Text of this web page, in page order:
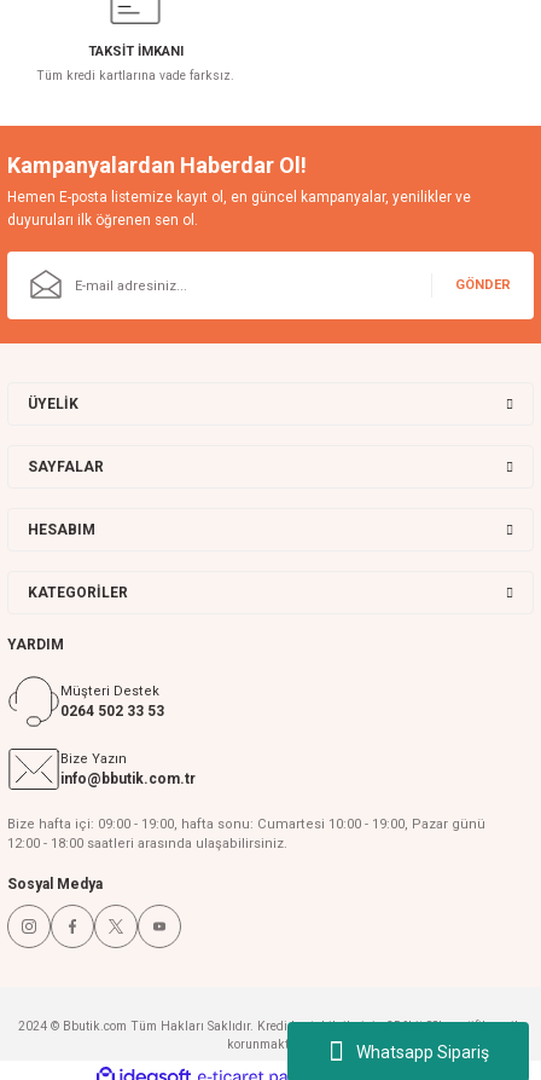
Whatsapp Sipariş
TAKSİT İMKANI
Tüm kredi kartlarına vade farksız.
Kampanyalardan Haberdar Ol!
Hemen E-posta listemize kayıt ol, en güncel kampanyalar, yenilikler ve
duyuruları ilk öğrenen sen ol.
GÖNDER
ÜYELİK
SAYFALAR
HESABIM
KATEGORİLER
YARDIM
Müşteri Destek
0264 502 33 53
Bize Yazın
info@bbutik.com.tr
Bize hafta içi: 09:00 - 19:00, hafta sonu: Cumartesi 10:00 - 19:00, Pazar günü
12:00 - 18:00 saatleri arasında ulaşabilirsiniz.
Sosyal Medya
2024 © Bbutik.com Tüm Hakları Saklıdır. Kredi kartı bilgileriniz 256bit SSL sertifikası ile
korunmaktadır.
ideasoft